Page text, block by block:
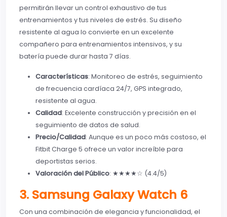
permitirán llevar un control exhaustivo de tus
entrenamientos y tus niveles de estrés. Su diseño
resistente al agua lo convierte en un excelente
compañero para entrenamientos intensivos, y su
batería puede durar hasta 7 días.
Características: Monitoreo de estrés, seguimiento
de frecuencia cardíaca 24/7, GPS integrado,
resistente al agua.
Calidad: Excelente construcción y precisión en el
seguimiento de datos de salud.
Precio/Calidad: Aunque es un poco más costoso, el
Fitbit Charge 5 ofrece un valor increíble para
deportistas serios.
Valoración del Público: ★★★★☆ (4.4/5)
3. Samsung Galaxy Watch 6
Con una combinación de elegancia y funcionalidad, el